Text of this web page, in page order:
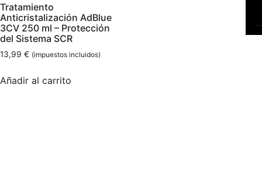
Tratamiento
Anticristalización AdBlue
3CV 250 ml – Protección
del Sistema SCR
13,99 € (impuestos incluidos)
Añadir al carrito